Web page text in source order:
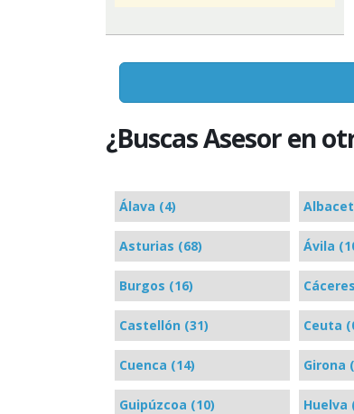
¿Buscas Asesor en
Álava (4)
Asturias (68) Ávila
Burgos (16)
Castellón (31) Ceuta
Cuenca (14) Girona
Guipúzcoa (10) Huelva